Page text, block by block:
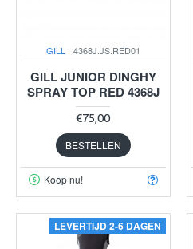
GILL 4368J.JS.RED01
GILL JUNIOR DINGHY
SPRAY TOP RED 4368J
€75,00
BESTELLEN
Koop nu!
LEVERTIJD 2-6 DAGEN